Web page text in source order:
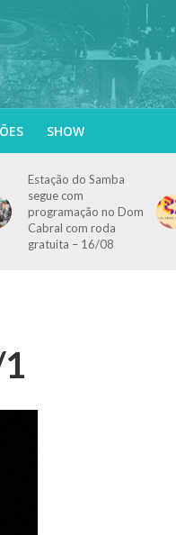
SHOW
Estação do Samba
segue com
programação no Dom
Cabral com roda
gratuita – 16/08